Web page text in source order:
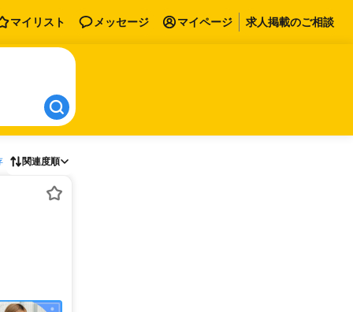
マイリスト メッセージ マイページ 求人掲載のご相談
関連度順